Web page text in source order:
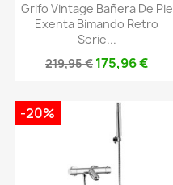
Grifo Vintage Bañera De Pie
Exenta Bimando Retro
Serie...
219,95 € 175,96 €
-20%